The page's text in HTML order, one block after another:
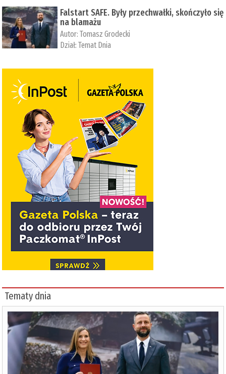
Falstart SAFE. Były przechwałki, skończyło się
na blamażu
Autor:Tomasz Grodecki
Dział:Temat Dnia
Tematy dnia